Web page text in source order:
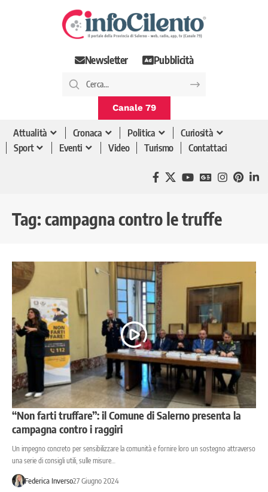
Newsletter Pubblicità
Canale 79
Attualità Cronaca Politica
Curiosità
Sport
Eventi Video Turismo Contattaci
Tag: campagna contro le truffe
“Non farti truffare”: il Comune di Salerno presenta la
campagna contro i raggiri
Un impegno concreto per sensibilizzare la comunità e fornire loro un sostegno attraverso
una serie di consigli utili, sulle misure…
Federica Inverso27 Giugno 2024